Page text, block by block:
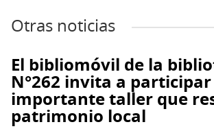
bibliomóvil
fortalecerá
el
acceso
a
la
El bibliomóvil de la
N°262 invita a participar
importante taller que
patrimonio local